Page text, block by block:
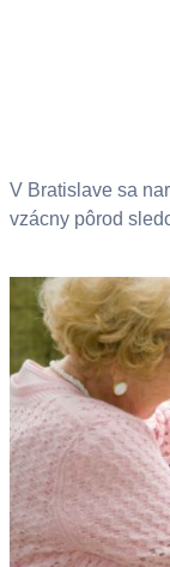
V Bratislave sa
vzácny pôrod